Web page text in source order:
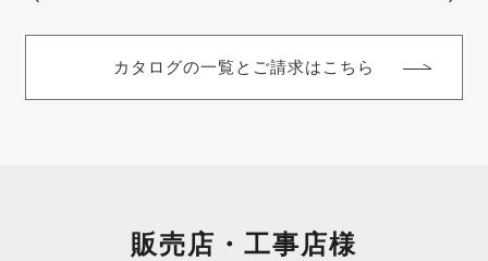
カタログの一覧とご請求はこちら
販売店・工事店様